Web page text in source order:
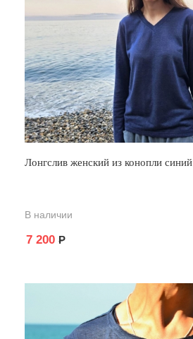
Лонгслив женский из конопли синий
В наличии
7 200 Р